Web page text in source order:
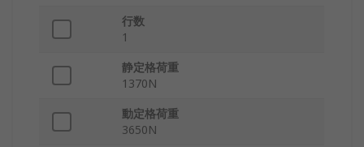
行数
1
静定格荷重
1370N
動定格荷重
3650N